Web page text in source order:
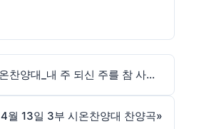
250406_3부 시온찬양대_내 주 되신 주를 참 사랑하고
4월 13일 3부 시온찬양대 찬양곡»